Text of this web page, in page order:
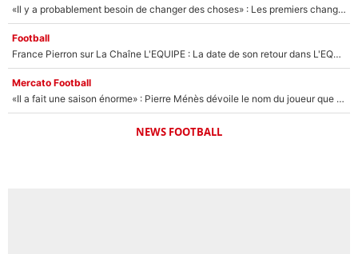
«Il y a probablement besoin de changer des choses» : Les premiers changements de Zinedine Zidane en équipe de France sont révélés ?
Football
France Pierron sur La Chaîne L'EQUIPE : La date de son retour dans L'EQUIPE de Choc est connue... et c'était très attendu
Mercato Football
«Il a fait une saison énorme» : Pierre Ménès dévoile le nom du joueur que l’OM devait absolument recruter cet été, l’IA valide la piste !
NEWS FOOTBALL